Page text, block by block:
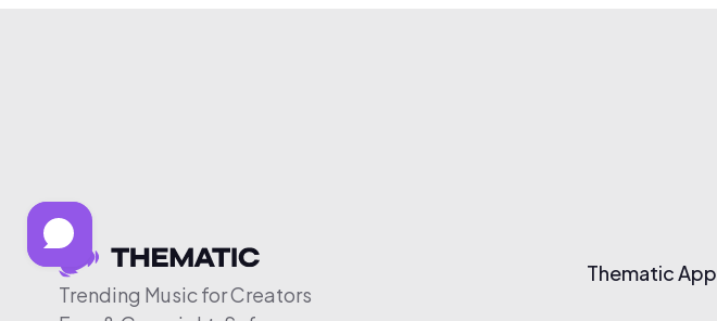
Trending Music for Creators
Thematic App